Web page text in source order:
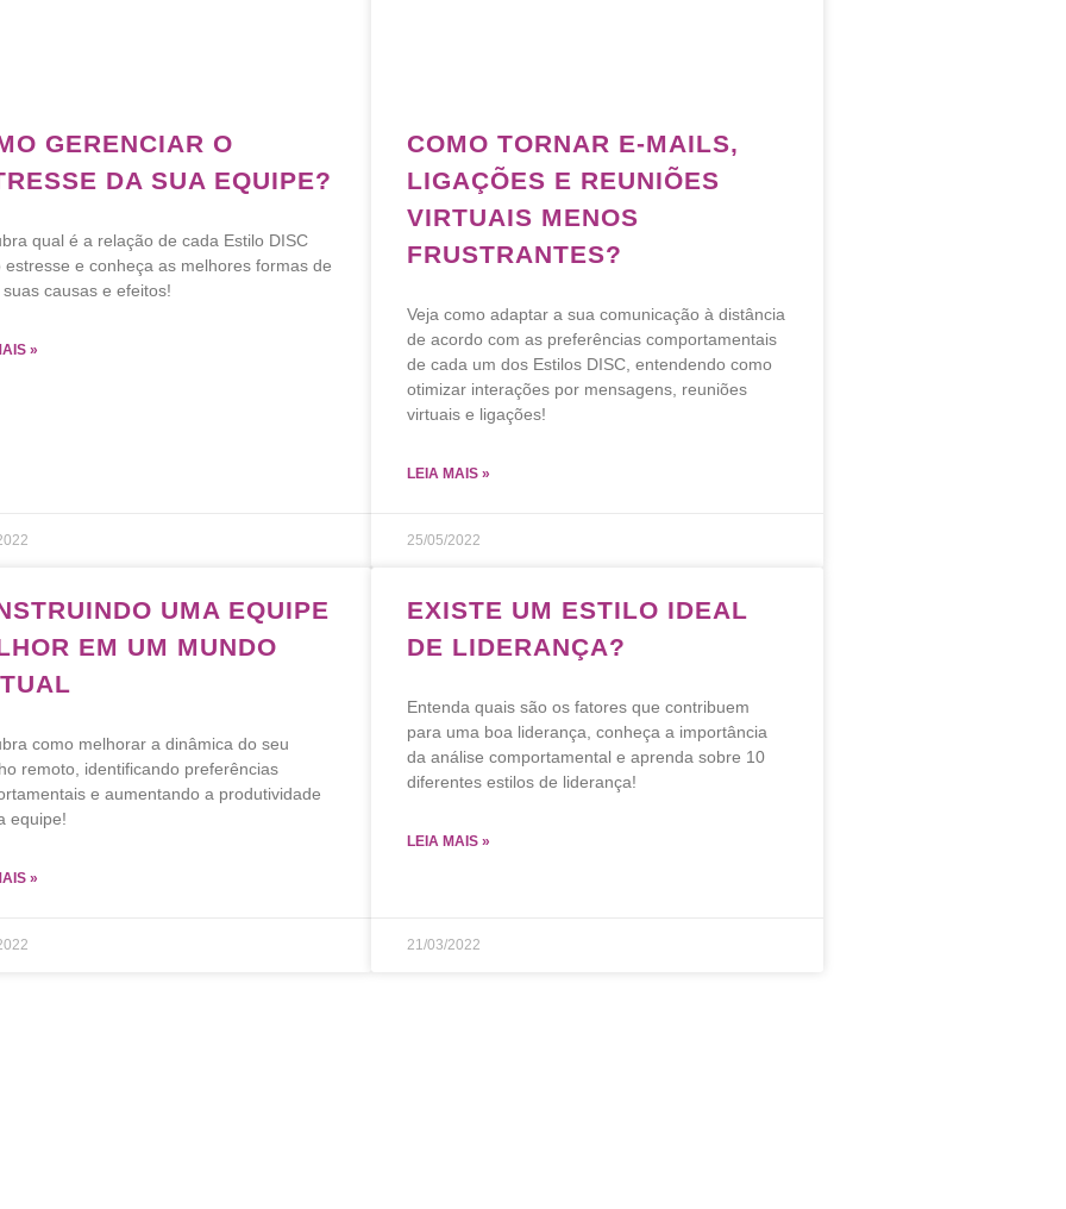
GERENCIAR O
DA SUA EQUIPE?
qual é a relação de cada Estilo DISC
estresse e conheça as melhores formas de
causas e efeitos!
»
COMO TORNAR E-MAILS,
LIGAÇÕES E REUNIÕES
VIRTUAIS MENOS
FRUSTRANTES?
Veja como adaptar a sua comunicação à distância
de acordo com as preferências comportamentais
de cada um dos Estilos DISC, entendendo como
otimizar interações por mensagens, reuniões
virtuais e ligações!
LEIA MAIS »
25/05/2022
UMA EQUIPE
EM UM MUNDO
como melhorar a dinâmica do seu
remoto, identificando preferências
e aumentando a produtividade
equipe!
»
EXISTE UM ESTILO IDEAL
DE LIDERANÇA?
Entenda quais são os fatores que contribuem
para uma boa liderança, conheça a importância
da análise comportamental e aprenda sobre 10
diferentes estilos de liderança!
LEIA MAIS »
21/03/2022